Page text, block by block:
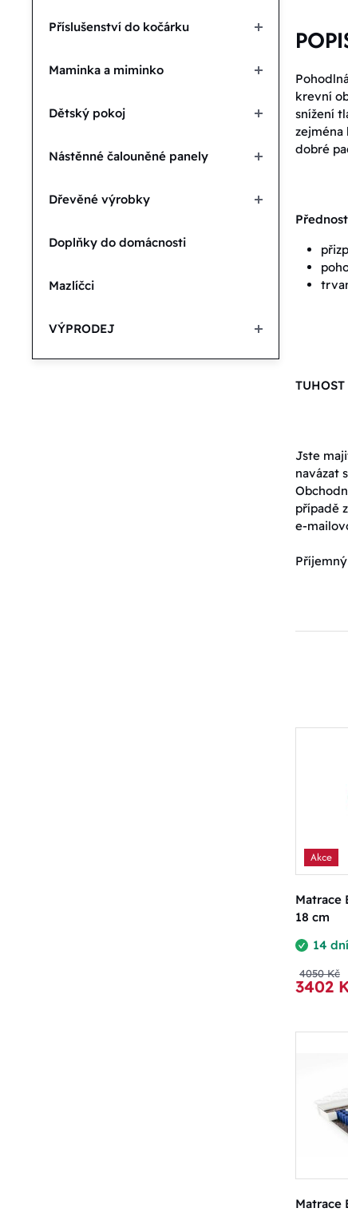
Příslušenství do kočárku
Maminka a miminko
Dětský pokoj
Nástěnné čalouněné panely
Dřevěné výrobky
Doplňky do domácnosti
Mazlíčci
VÝPRODEJ
krevní
snížení
zejména
dobré
Jste
navázat
případě
e-
Akce
Matrace
18 cm
14 dní
4050 Kč
3402
Matrace